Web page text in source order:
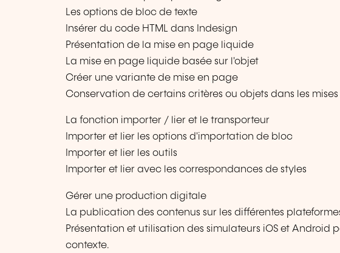
Les options de bloc de texte
Insérer du code HTML dans Indesign
Présentation de la mise en page liquide
La mise en page liquide basée sur l'objet
Créer une variante de mise en page
Conservation de certains critères ou objets dans les
La fonction importer / lier et le transporteur
Importer et lier les options d'importation de bloc
Importer et lier les outils
Importer et lier avec les correspondances de styles
Gérer une production digitale
La publication des contenus sur les différentes
Présentation et utilisation des simulateurs iOS et Android
contexte.